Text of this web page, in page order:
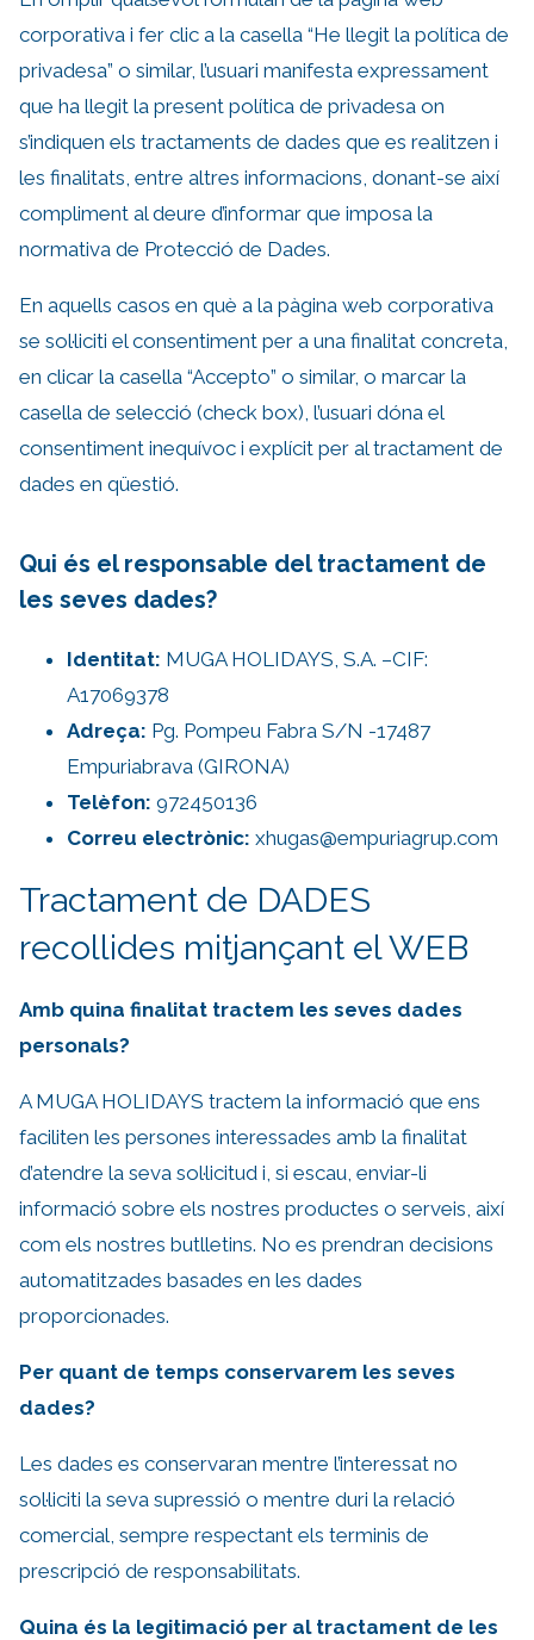
corporativa i fer clic a la casella “He llegit la política de
privadesa” o similar, l’usuari manifesta expressament
que ha llegit la present política de privadesa on
s’indiquen els tractaments de dades que es realitzen i
les finalitats, entre altres informacions, donant-se així
compliment al deure d’informar que imposa la
normativa de Protecció de Dades.
En aquells casos en què a la pàgina web corporativa
se sol·liciti el consentiment per a una finalitat concreta,
en clicar la casella “Accepto” o similar, o marcar la
casella de selecció (check box), l’usuari dóna el
consentiment inequívoc i explícit per al tractament de
dades en qüestió.
Qui és el responsable del tractament de
les seves dades?
Identitat: MUGA HOLIDAYS, S.A. –CIF:
A17069378
Adreça: Pg. Pompeu Fabra S/N -17487
Empuriabrava (GIRONA)
Telèfon: 972450136
Correu electrònic: xhugas@empuriagrup.com
Tractament de DADES
recollides mitjançant el WEB
Amb quina finalitat tractem les seves dades
personals?
A MUGA HOLIDAYS tractem la informació que ens
faciliten les persones interessades amb la finalitat
d’atendre la seva sol·licitud i, si escau, enviar-li
informació sobre els nostres productes o serveis, així
com els nostres butlletins. No es prendran decisions
automatitzades basades en les dades
proporcionades.
Per quant de temps conservarem les seves
dades?
Les dades es conservaran mentre l’interessat no
sol·liciti la seva supressió o mentre duri la relació
comercial, sempre respectant els terminis de
prescripció de responsabilitats.
Quina és la legitimació per al tractament de les